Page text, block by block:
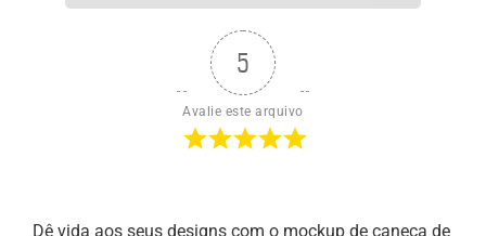
5
Avalie este arquivo
Dê vida aos seus designs com o mockup de caneca de